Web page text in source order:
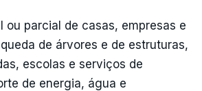
ou parcial de casas, empresas e
de árvores e de estruturas,
escolas e serviços de
de energia, água e